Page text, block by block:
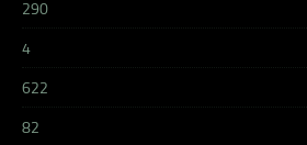
290
4
622
82